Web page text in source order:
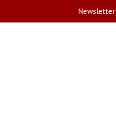
Newsletter